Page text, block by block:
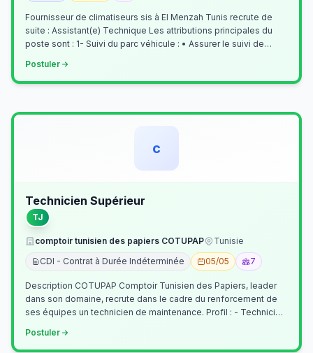
Fournisseur de climatiseurs sis à El Menzah Tunis recrute de
suite : Assistant(e) Technique Les attributions principales du
poste sont : 1- Suivi du parc véhicule : • Assurer le suivi de
Postuler
c
Technicien Supérieur
TJ
comptoir tunisien des papiers COTUPAP
Tunisie
CDI - Contrat à Durée Indéterminée
05/05 7
Description COTUPAP Comptoir Tunisien des Papiers, leader
dans son domaine, recrute dans le cadre du renforcement de
ses équipes un technicien de maintenance. Profil : - Technicien
Postuler